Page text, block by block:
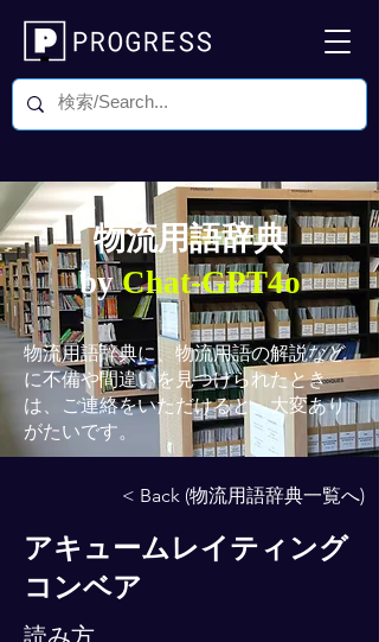
物流用語辞典
byChat-GPT4o
物流用語辞典に、物流用語の解説など
に不備や間違いを見つけられたとき
は、ご連絡をいただけると、大変あり
がたいです。
< Back (物流用語辞典一覧へ)
アキュームレイティング
コンベア
読み方